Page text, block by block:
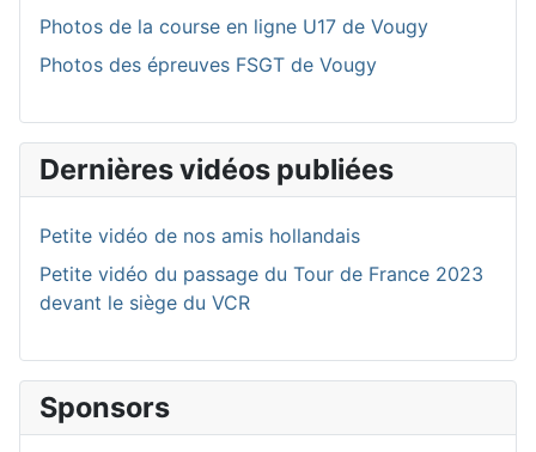
Photos de la course en ligne U17 de Vougy
Photos des épreuves FSGT de Vougy
Dernières vidéos publiées
Petite vidéo de nos amis hollandais
Petite vidéo du passage du Tour de France 2023
devant le siège du VCR
Sponsors